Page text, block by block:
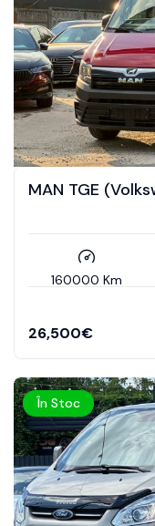
MAN TGE
160000 Km
26,500€
În Stoc